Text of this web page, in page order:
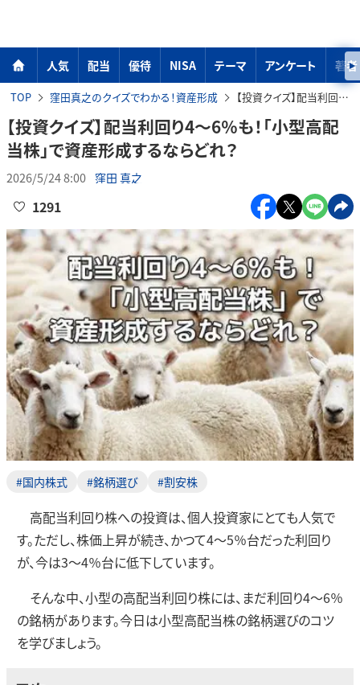
人気 配当 優待 NISA テーマ アンケート 著者
TOP 窪田真之のクイズでわかる！資産形成 【投資クイズ】配当利回り4〜6％も！「小型高配当株」で資産形成するならどれ？
【投資クイズ】配当利回り4〜6％も！「小型高配
当株」で資産形成するならどれ？
2026/5/24 8:00 窪田 真之
1291
#国内株式 #銘柄選び #割安株
高配当利回り株への投資は、個人投資家にとても人気で
す。ただし、株価上昇が続き、かつて4～5％台だった利回り
が、今は3～4％台に低下しています。
そんな中、小型の高配当利回り株には、まだ利回り4～6％
の銘柄があります。今日は小型高配当株の銘柄選びのコツ
を学びましょう。